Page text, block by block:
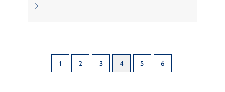
1 2 3 4 5 6